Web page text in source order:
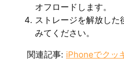
オフロードします。
ストレージを解放し
みてください。
関連記事: iPhoneでクッ